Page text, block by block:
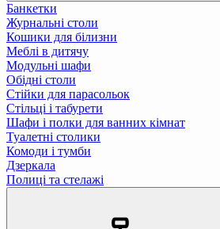
Банкетки
Журнальні столи
Кошики для білизни
Меблі в дитячу
Модульні шафи
Обідні столи
Стійки для парасольок
Стільці і табурети
Шафи і полки для ванних кімнат
Туалетні столики
Комоди і тумби
Дзеркала
Полиці та стелажі